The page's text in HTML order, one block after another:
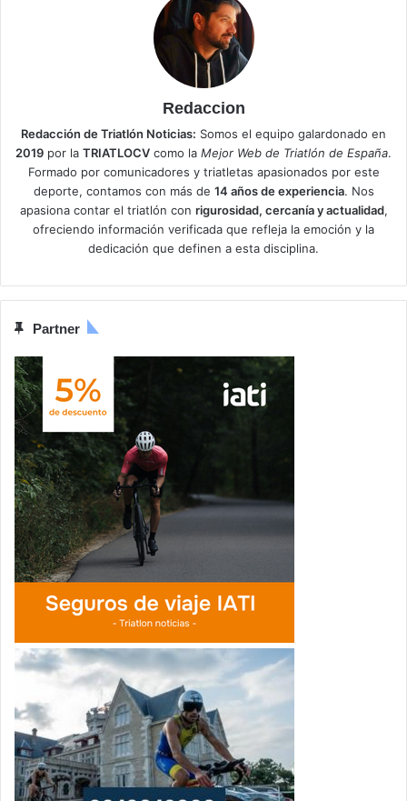
Redaccion
Redacción de Triatlón Noticias: Somos el equipo galardonado en
2019 por la TRIATLOCV como la Mejor Web de Triatlón de España.
Formado por comunicadores y triatletas apasionados por este
deporte, contamos con más de 14 años de experiencia. Nos
apasiona contar el triatlón con rigurosidad, cercanía y actualidad,
ofreciendo información verificada que refleja la emoción y la
dedicación que definen a esta disciplina.
Partner